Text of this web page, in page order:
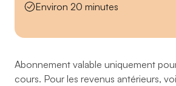
Environ 20 minutes
Abonnement valable uniquement
cours. Pour les revenus antérieurs,